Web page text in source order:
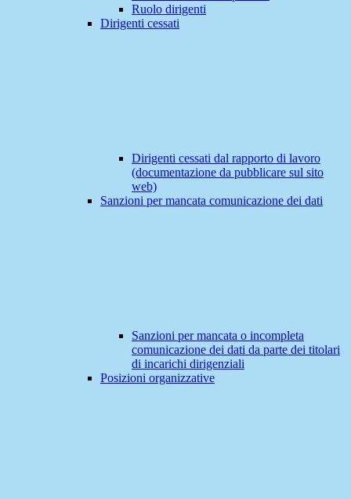
Ruolo dirigenti
Dirigenti cessati
Dirigenti cessati dal rapporto di lavoro
(documentazione da pubblicare sul sito
web)
Sanzioni per mancata comunicazione dei dati
Sanzioni per mancata o incompleta
comunicazione dei dati da parte dei titolari
di incarichi dirigenziali
Posizioni organizzative